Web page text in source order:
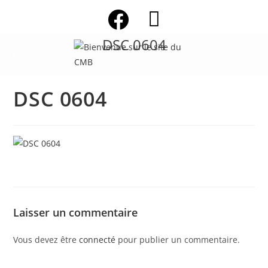
DSC 0604
DSC 0604
Laisser un commentaire
Vous devez êtreconnecté pour publier un commentaire.